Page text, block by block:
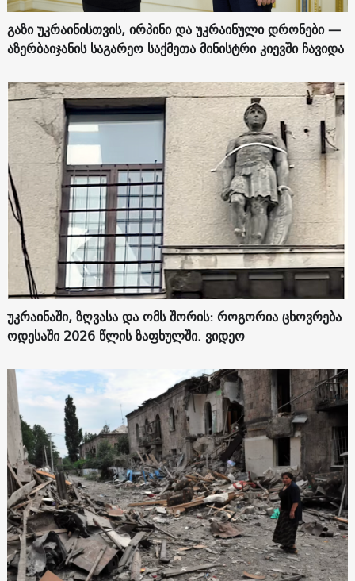
გაზი უკრაინისთვის, ირპინი და უკრაინული დრონები —
აზერბაიჯანის საგარეო საქმეთა მინისტრი კიევში ჩავიდა
უკრაინაში, ზღვასა და ომს შორის: როგორია ცხოვრება
ოდესაში 2026 წლის ზაფხულში. ვიდეო